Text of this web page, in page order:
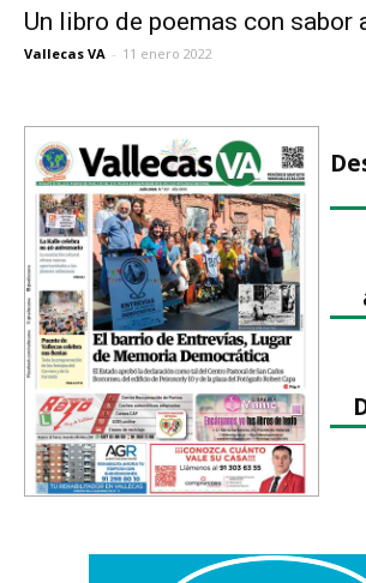
Un libro de poemas con sabor
Vallecas VA - 11 enero 2022